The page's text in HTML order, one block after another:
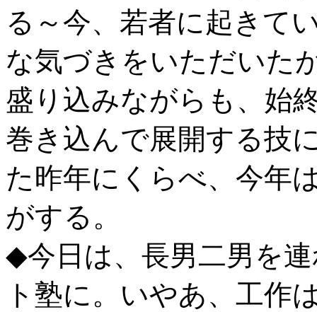
る～今、若者に起きて
な気づきをいただいた
盛り込みながらも、始
巻き込んで展開する技
た昨年にくらべ、今年
がする。
◆今日は、長男二男を
ト塾に。いやあ、工作